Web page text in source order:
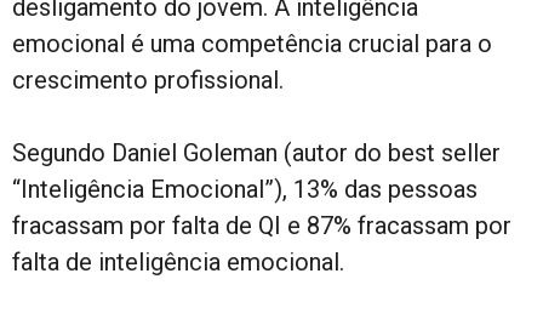
desligamento do jovem. A inteligência
emocional é uma competência crucial para o
crescimento profissional.
Segundo Daniel Goleman (autor do best seller
“Inteligência Emocional”), 13% das pessoas
fracassam por falta de QI e 87% fracassam por
falta de inteligência emocional.